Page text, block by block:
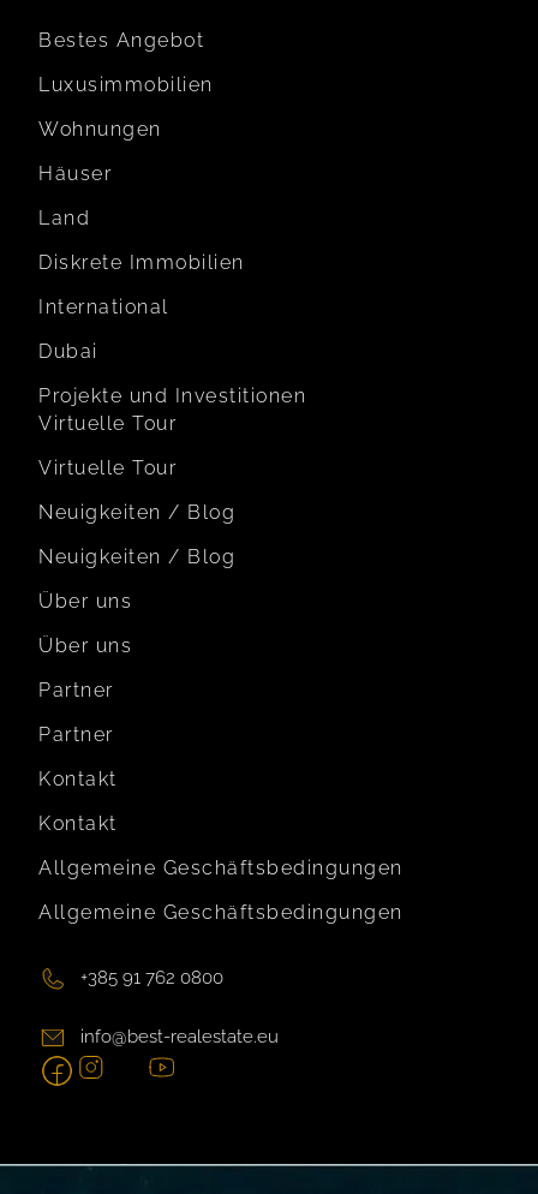
Bestes Angebot
Luxusimmobilien
Wohnungen
Häuser
Land
Diskrete Immobilien
International
Dubai
Projekte und Investitionen
Virtuelle Tour
Virtuelle Tour
Neuigkeiten / Blog
Neuigkeiten / Blog
Über uns
Über uns
Partner
Partner
Kontakt
Kontakt
Allgemeine Geschäftsbedingungen
Allgemeine Geschäftsbedingungen
+385 91 762 0800
info@best-realestate.eu